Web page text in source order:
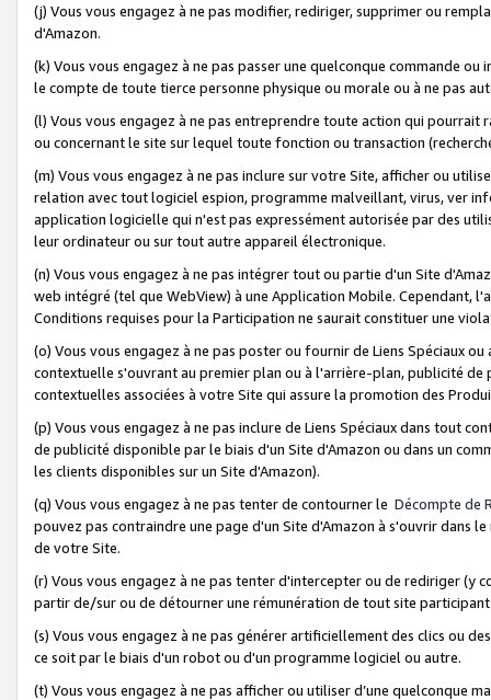
(j) Vous vous engagez à ne pas modifier, rediriger, supprimer ou
d'Amazon.
(k) Vous vous engagez à ne pas passer une quelconque commande
le compte de toute tierce personne physique ou morale ou à ne pas
(l) Vous vous engagez à ne pas entreprendre toute action qui
ou concernant le site sur lequel toute fonction ou transaction
(m) Vous vous engagez à ne pas inclure sur votre Site, afficher ou
relation avec tout logiciel espion, programme malveillant, virus, ver
application logicielle qui n'est pas expressément autorisée par des
leur ordinateur ou sur tout autre appareil électronique.
(n) Vous vous engagez à ne pas intégrer tout ou partie d'un Site
web intégré (tel que WebView) à une Application Mobile. Cependant,
Conditions requises pour la Participation ne saurait constituer une
(o) Vous vous engagez à ne pas poster ou fournir de Liens Spéciaux
contextuelle s'ouvrant au premier plan ou à l'arrière-plan, publicité
contextuelles associées à votre Site qui assure la promotion des
(p) Vous vous engagez à ne pas inclure de Liens Spéciaux dans tout
de publicité disponible par le biais d'un Site d'Amazon ou dans un
les clients disponibles sur un Site d'Amazon).
(q) Vous vous engagez à ne pas tenter de contourner le Décompte de
pouvez pas contraindre une page d'un Site d'Amazon à s'ouvrir dans
de votre Site.
(r) Vous vous engagez à ne pas tenter d'intercepter ou de rediriger
partir de/sur ou de détourner une rémunération de tout site
(s) Vous vous engagez à ne pas générer artificiellement des clics ou
ce soit par le biais d'un robot ou d'un programme logiciel ou autre.
(t) Vous vous engagez à ne pas afficher ou utiliser d’une quelconque